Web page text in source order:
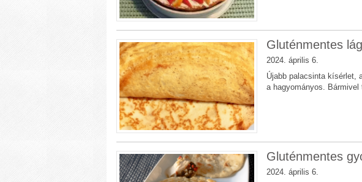
Gluténmentes
2024. április 6.
Újabb palacsinta kísérlet,
a hagyományos.
Gluténmentes
2024. április 6.